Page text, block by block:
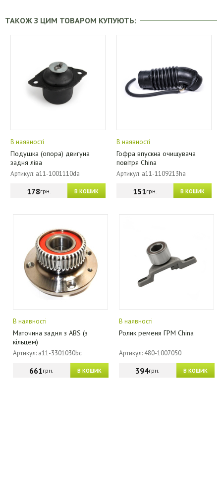
ТАКОЖ З ЦИМ ТОВАРОМ КУПУЮТЬ:
В наявності
Подушка (опора) двигуна
задня ліва
Артикул: a11-1001110da
В КОШИК
178грн.
В наявності
Гофра впускна очищувача
повітря China
Артикул: a11-1109213ha
В КОШИК
151грн.
В наявності
Маточина задня з ABS (з
кільцем)
Артикул: a11-3301030bc
В КОШИК
661грн.
В наявності
Ролик ременя ГРМ China
Артикул: 480-1007050
В КОШИК
394грн.